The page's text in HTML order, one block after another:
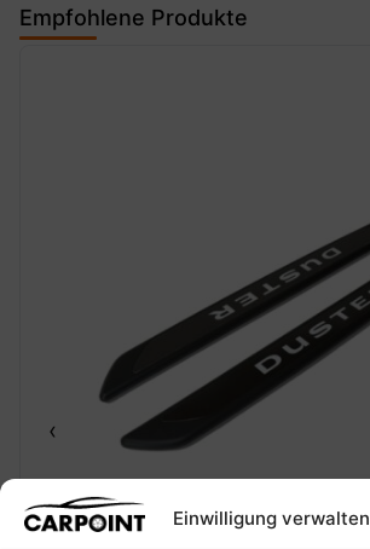
Einwilligung verwalten
Empfohlene Produkte
‹